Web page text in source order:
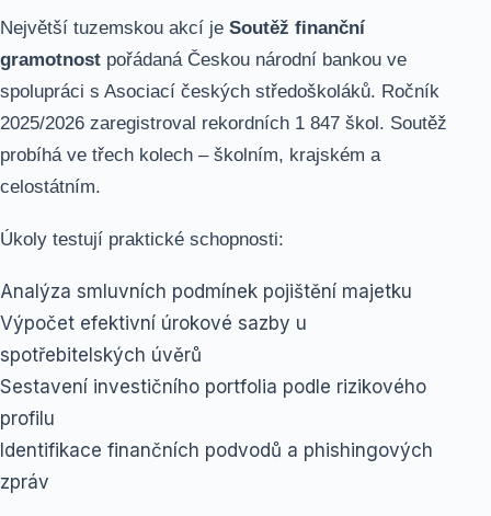
Největší tuzemskou akcí je Soutěž finanční
gramotnost pořádaná Českou národní bankou ve
spolupráci s Asociací českých středoškoláků. Ročník
2025/2026 zaregistroval rekordních 1 847 škol. Soutěž
probíhá ve třech kolech – školním, krajském a
celostátním.
Úkoly testují praktické schopnosti:
Analýza smluvních podmínek pojištění majetku
Výpočet efektivní úrokové sazby u
spotřebitelských úvěrů
Sestavení investičního portfolia podle rizikového
profilu
Identifikace finančních podvodů a phishingových
zpráv